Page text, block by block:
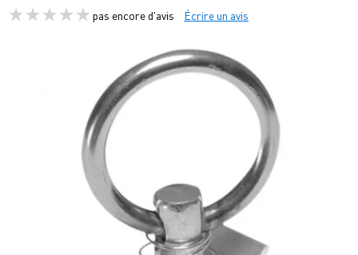
pas encore d'avis Écrire un avis